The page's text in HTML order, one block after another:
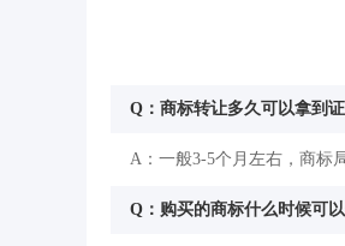
Q：商标转让多久可以拿到
A：一般3-5个月左右，商标
Q：购买的商标什么时候可